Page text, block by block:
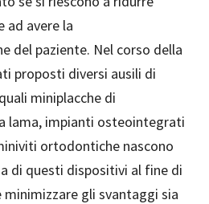
ad avere la
del paziente. Nel corso della
proposti diversi ausili di
miniplacche di
lama, impianti osteointegrati
ortodontiche nascono
di questi dispositivi al fine di
gli svantaggi sia